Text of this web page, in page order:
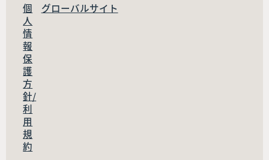
個
人
情
報
保
護
方
針/
利
用
規
約
グローバルサイト